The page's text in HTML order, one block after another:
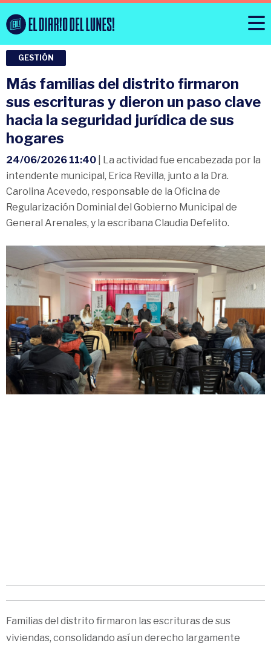
GESTIÓN
Más familias del distrito firmaron
sus escrituras y dieron un paso clave
hacia la seguridad jurídica de sus
hogares
24/06/2026 11:40 | La actividad fue encabezada por la
intendente municipal, Erica Revilla, junto a la Dra.
Carolina Acevedo, responsable de la Oficina de
Regularización Dominial del Gobierno Municipal de
General Arenales, y la escribana Claudia Defelito.
Familias del distrito firmaron las escrituras de sus
viviendas, consolidando así un derecho largamente